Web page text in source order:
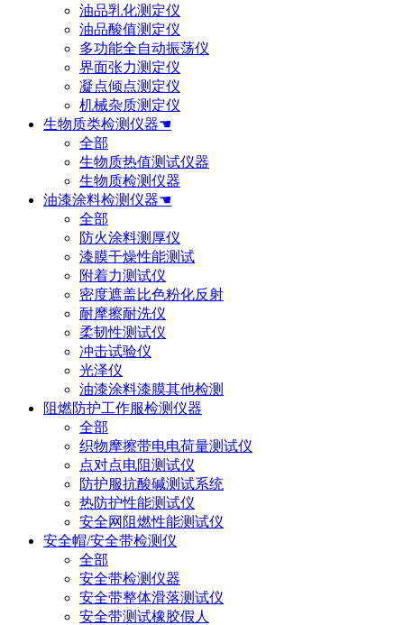
油品乳化测定仪
油品酸值测定仪
多功能全自动振荡仪
界面张力测定仪
凝点倾点测定仪
机械杂质测定仪
生物质类检测仪器☚
全部
生物质热值测试仪器
生物质检测仪器
油漆涂料检测仪器☚
全部
防火涂料测厚仪
漆膜干燥性能测试
附着力测试仪
密度遮盖比色粉化反射
耐摩擦耐洗仪
柔韧性测试仪
冲击试验仪
光泽仪
油漆涂料漆膜其他检测
阻燃防护工作服检测仪器
全部
织物摩擦带电电荷量测试仪
点对点电阻测试仪
防护服抗酸碱测试系统
热防护性能测试仪
安全网阻燃性能测试仪
安全帽/安全带检测仪
全部
安全带检测仪器
安全带整体滑落测试仪
安全带测试橡胶假人